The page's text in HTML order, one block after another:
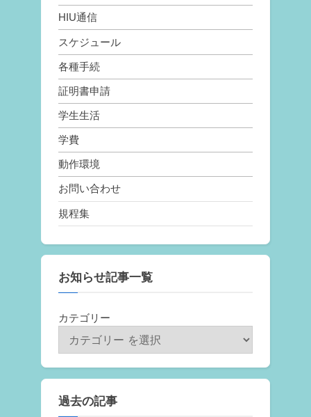
HIU通信
スケジュール
各種手続
証明書申請
学生生活
学費
動作環境
お問い合わせ
規程集
お知らせ記事一覧
カテゴリー
過去の記事